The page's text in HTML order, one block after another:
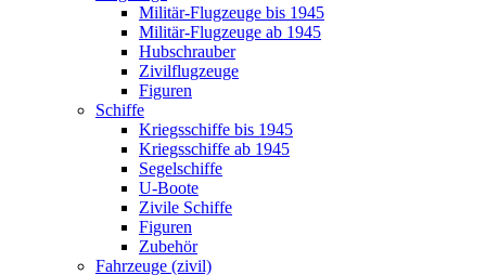
Militär-Flugzeuge bis 1945
Militär-Flugzeuge ab 1945
Hubschrauber
Zivilflugzeuge
Figuren
Schiffe
Kriegsschiffe bis 1945
Kriegsschiffe ab 1945
Segelschiffe
U-Boote
Zivile Schiffe
Figuren
Zubehör
Fahrzeuge (zivil)